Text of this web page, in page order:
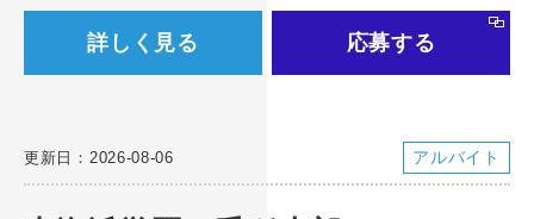
詳しく見る 応募する
更新日：2026-08-06 アルバイト